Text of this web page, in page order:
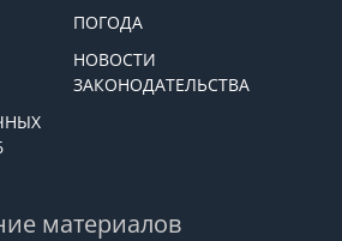
ПОГОДА
НОВОСТИ
ЗАКОНОДАТЕЛЬСТВА
материалов